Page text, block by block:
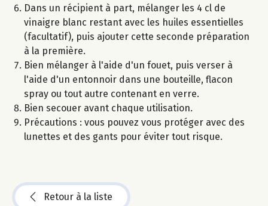
Dans un récipient à part, mélanger les 4 cl de
vinaigre blanc restant avec les huiles essentielles
(facultatif), puis ajouter cette seconde préparation
à la première.
Bien mélanger à l'aide d'un fouet, puis verser à
l'aide d'un entonnoir dans une bouteille, flacon
spray ou tout autre contenant en verre.
Bien secouer avant chaque utilisation.
Précautions : vous pouvez vous protéger avec des
lunettes et des gants pour éviter tout risque.
Retour à la liste